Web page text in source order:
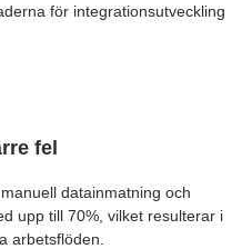
för integrationsutveckling
fel
datainmatning och
upp till 70%, vilket resulterar i
arbetsflöden.